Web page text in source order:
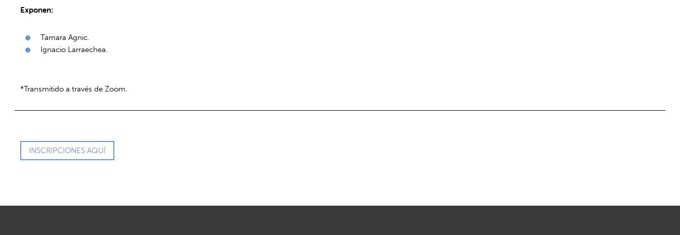
Exponen:
Tamara Agnic.
Ignacio Larraechea.
*Transmitido a través de Zoom.
INSCRIPCIONES AQUÍ